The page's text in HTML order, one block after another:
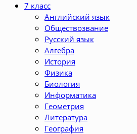
7 класс
Английский язык
Обществозвание
Русский язык
Алгебра
История
Физика
Биология
Информатика
Геометрия
Литература
География